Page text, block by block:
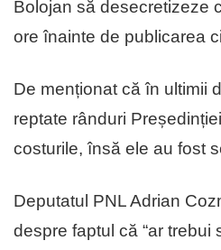
Bolojan să desecretizeze
ore înainte de publicarea
De menționat că în ultimii
reptate rânduri
costurile, însă ele au fost
Deputatul PNL Adrian
despre faptul că “ar trebui